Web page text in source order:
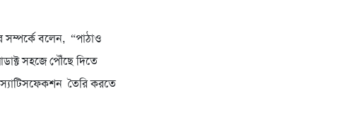
সম্পর্কে বলেন, “পাঠাও
সহজে পৌঁছে দিতে
স্যাটিসফেকশন তৈরি করতে